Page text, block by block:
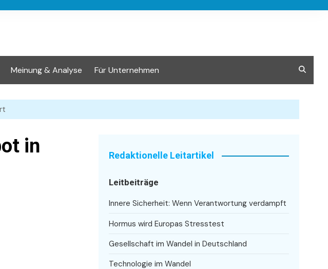
Meinung & Analyse Für Unternehmen
in
Redaktionelle Leitartikel
Leitbeiträge
Innere Sicherheit: Wenn Verantwortung verdampft
Hormus wird Europas Stresstest
Gesellschaft im Wandel in Deutschland
Technologie im Wandel